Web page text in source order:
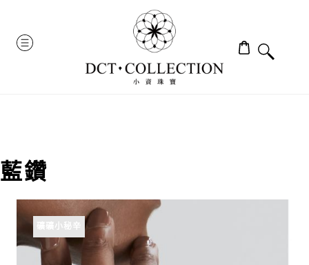
content
MENU
藍鑽
礦礦小秘辛